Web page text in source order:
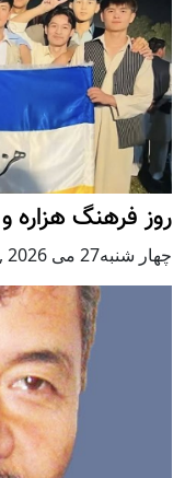
روز فرهنگ هزاره
چهار شنبه27 می 2026 ,